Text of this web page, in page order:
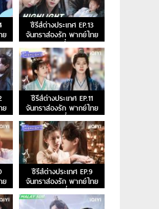
ย
ซีรีส์ต่างประเทศ EP.13
จันทราส่องรัก พากย์ไทย
ตอนที่ 13
ย
ซีรีส์ต่างประเทศ EP.11
จันทราส่องรัก พากย์ไทย
ตอนที่ 11
ย
ซีรีส์ต่างประเทศ EP.9
จันทราส่องรัก พากย์ไทย
ตอนที่ 9